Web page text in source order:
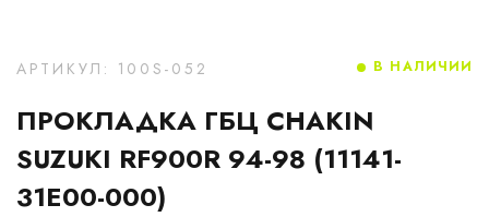
АРТИКУЛ: 100S-052
ПРОКЛАДКА ГБЦ CHAKIN
SUZUKI RF900R 94-98 (11141-
31E00-000)
В НАЛИЧИИ